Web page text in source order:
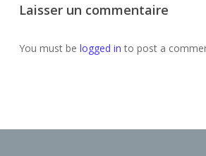
Laisser un commentaire
You must be logged in to post a